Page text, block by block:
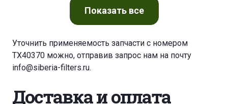
Показатьвсе
Уточнить применяемость запчасти с номером
TX40370 можно, отправив запрос нам на почту
info@siberia-filters.ru.
Доставка и оплата